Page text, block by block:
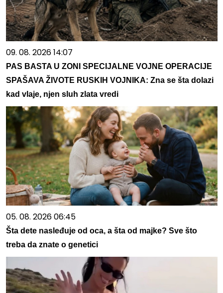
09. 08. 2026 14:07
PAS BASTA U ZONI SPECIJALNE VOJNE OPERACIJE
SPAŠAVA ŽIVOTE RUSKIH VOJNIKA: Zna se šta dolazi
kad vlaje, njen sluh zlata vredi
05. 08. 2026 06:45
Šta dete nasleđuje od oca, a šta od majke? Sve što
treba da znate o genetici